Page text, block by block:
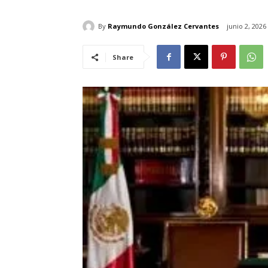
By Raymundo González Cervantes junio 2, 2026
Share